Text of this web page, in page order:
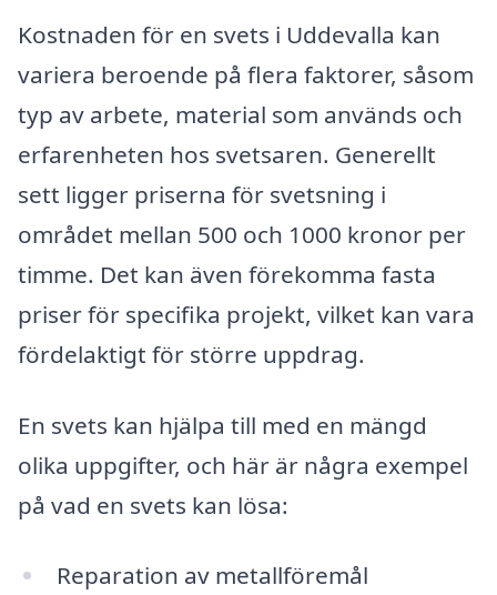
Kostnaden för en svets i Uddevalla kan
variera beroende på flera faktorer, såsom
typ av arbete, material som används och
erfarenheten hos svetsaren. Generellt
sett ligger priserna för svetsning i
området mellan 500 och 1000 kronor per
timme. Det kan även förekomma fasta
priser för specifika projekt, vilket kan vara
fördelaktigt för större uppdrag.
En svets kan hjälpa till med en mängd
olika uppgifter, och här är några exempel
på vad en svets kan lösa:
Reparation av metallföremål